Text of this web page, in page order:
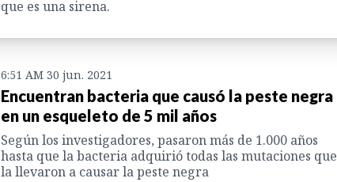
que es una sirena.
6:51 AM 30 jun. 2021
Encuentran bacteria que causó la peste negra
en un esqueleto de 5 mil años
Según los investigadores, pasaron más de 1.000 años
hasta que la bacteria adquirió todas las mutaciones que
la llevaron a causar la peste negra